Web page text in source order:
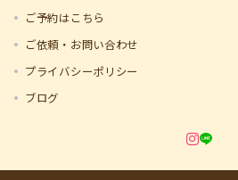
ご予約はこちら
ご依頼・お問い合わせ
プライバシーポリシー
ブログ